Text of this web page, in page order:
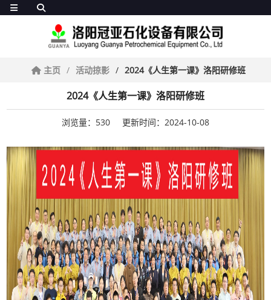
主页 活动掠影 2024《人生第一课》洛阳研修班
2024《人生第一课》洛阳研修班
浏览量：530 更新时间：2024-10-08